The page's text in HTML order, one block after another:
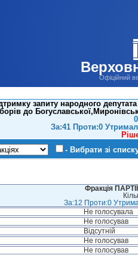
Офіційний
запиту народного
до
За:41 Проти:0
- Вибрати зі
Фракція
За:12 Проти:0
Не голосувала
Не голосував
Відсутній
Не голосував
Не голосував